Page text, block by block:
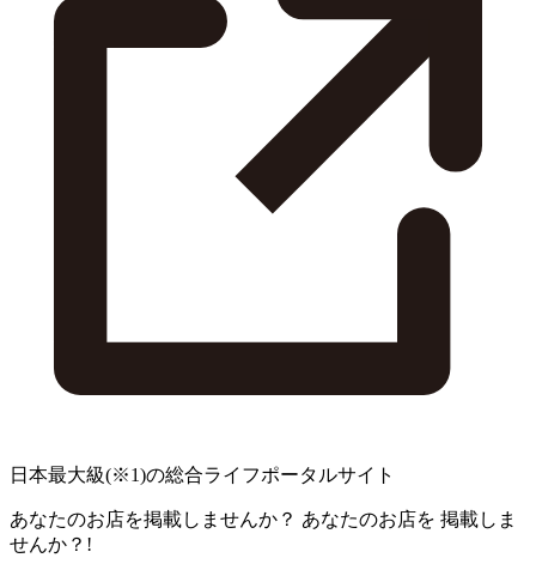
日本最大級(※1)の総合ライフポータルサイト
あなたのお店を掲載しませんか？ あなたのお店を 掲載しま
せんか？!